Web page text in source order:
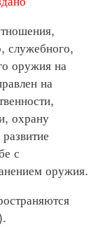
служебного,
оружия на
на
охрану
с
оружия.